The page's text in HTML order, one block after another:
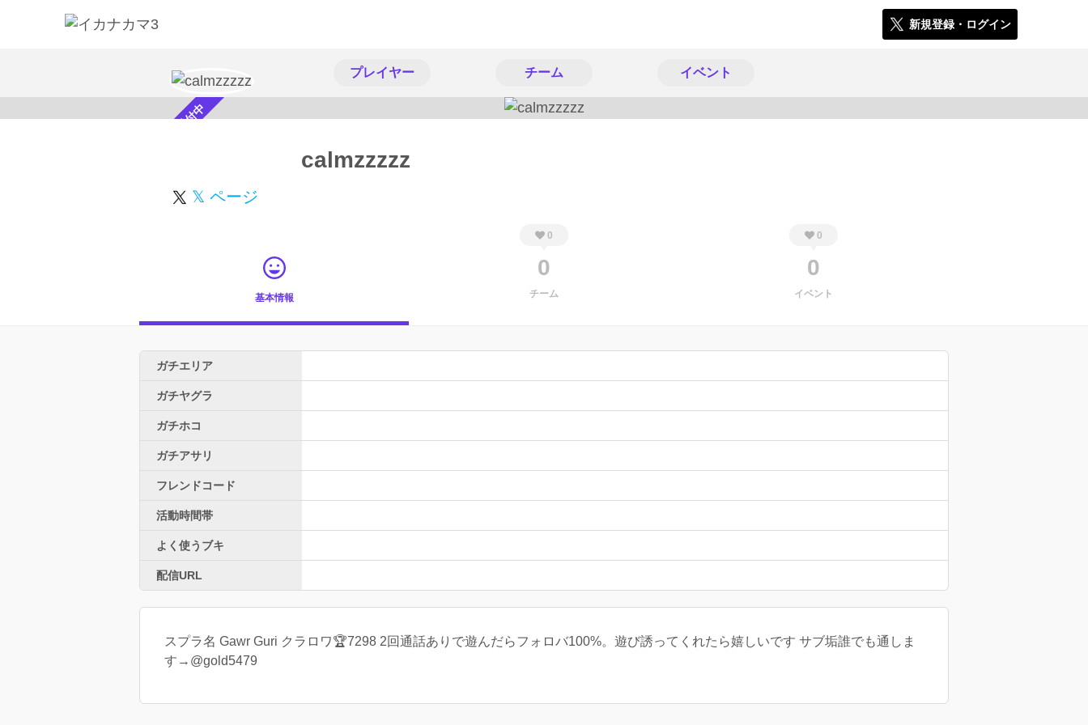
新規登録・ログイン
プレイヤー チーム イベント
スカウト受付中 calmzzzzz
𝕏 ページ
基本情報
0
0
チーム
0
0
イベント
ガチエリア
ガチヤグラ
ガチホコ
ガチアサリ
フレンドコード
活動時間帯
よく使うブキ
配信URL
スプラ名 Gawr Guri クラロワ🏆7298 2回通話ありで遊んだらフォロバ100%。遊び誘ってくれたら嬉しいです サブ垢誰でも通しま
す→@gold5479